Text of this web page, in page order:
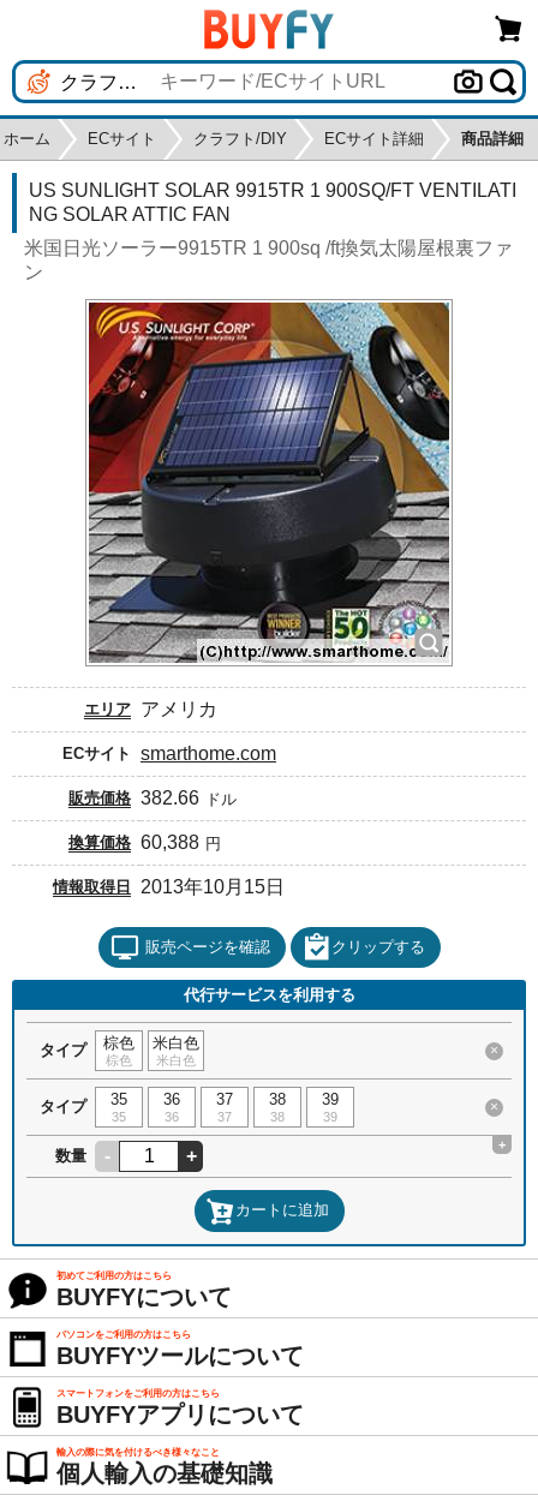
ホーム ECサイト クラフト/DIY ECサイト詳細 商品詳細
US SUNLIGHT SOLAR 9915TR 1 900SQ/FT VENTILATI
NG SOLAR ATTIC FAN
米国日光ソーラー9915TR 1 900sq /ft換気太陽屋根裏ファ
ン
エリア アメリカ
ECサイト smarthome.com
販売価格 382.66 ドル
換算価格 60,388 円
情報取得日 2013年10月15日
販売ページを確認 クリップする
代行サービスを利用する
タイプ 棕色
棕色
米白色
米白色
×
タイプ 35
35
36
36
37
37
38
38
39
39
×
数量 - +
+
カートに追加
初めてご利用の方はこちら
BUYFYについて
パソコンをご利用の方はこちら
BUYFYツールについて
スマートフォンをご利用の方はこちら
BUYFYアプリについて
輸入の際に気を付けるべき様々なこと
個人輸入の基礎知識